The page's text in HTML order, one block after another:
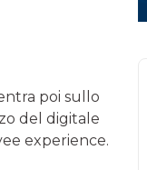
poi sullo
del digitale
experience.